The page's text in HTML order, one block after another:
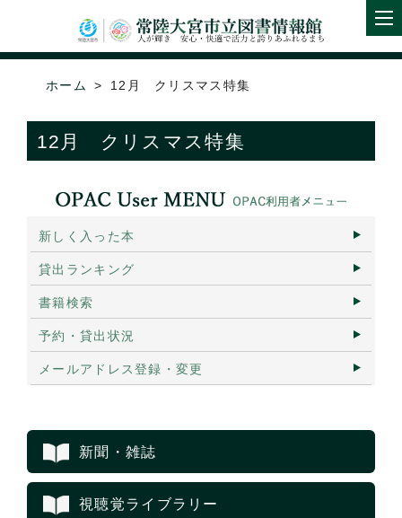
ホーム 12月 クリスマス特集
12月 クリスマス特集
新しく入った本
貸出ランキング
書籍検索
予約・貸出状況
メールアドレス登録・変更
新聞・雑誌
視聴覚ライブラリー